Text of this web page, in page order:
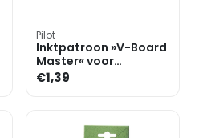
Pilot
Inktpatroon »V-Board
Master« voor
whiteboard markers
€1,39